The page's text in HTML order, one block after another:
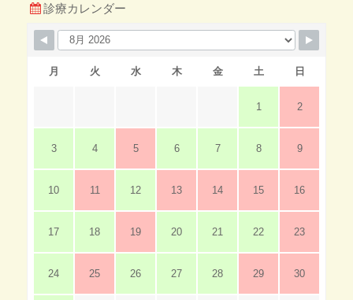
診療カレンダー
月 火 水 木 金 土 日
1 2
3 4 5 6 7 8 9
10 11 12 13 14 15 16
17 18 19 20 21 22 23
24 25 26 27 28 29 30